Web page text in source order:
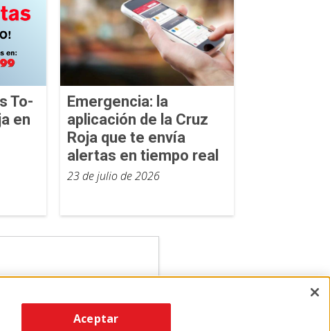
To-
en
Emergencia: la
aplicación de la Cruz
Roja que te envía
alertas en tiempo real
23 de julio de 2026
Aceptar